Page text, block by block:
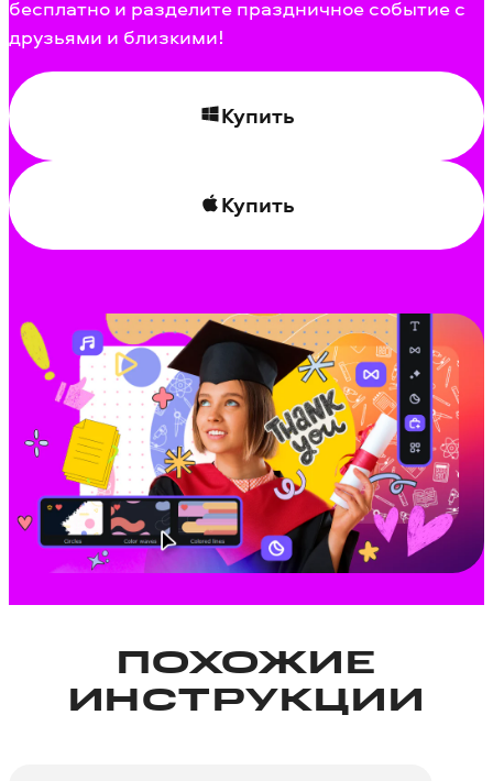
бесплатно и разделите праздничное событие с
друзьями и близкими!
Купить
Купить
ПОХОЖИЕ
ИНСТРУКЦИИ